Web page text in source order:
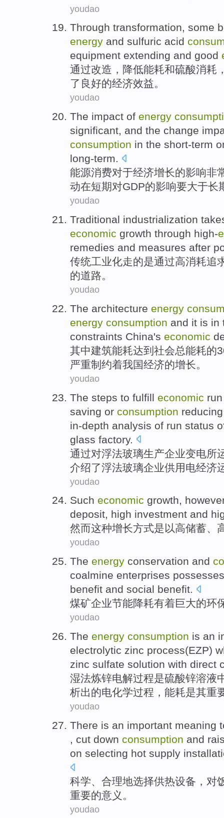
youdao
Through transformation, some
energy and sulfuric acid
equipment extending and good
通过改造 ， 降低能耗和硫酸消耗
了 良好的经济效益。
youdao
The impact of energy
significant, and the change
consumption in the short-term
long-term.
能源消费对于经济增长的影响非
动在短期对GDP的影响要大于长
youdao
Traditional industrialization
economic growth through high-
remedies and measures after
传统工业化走的是通过高消耗追
的道路。
youdao
The architecture energy
energy consumption and it is in
constraints China's economic
其中建筑能耗达到 社会总能耗的
严重制约着我国经济的增长。
youdao
The steps to fulfill economic run
saving or consumption reducing
in-depth analysis of run status
glass factory.
通过对浮法玻璃生产企业变电所
介绍了浮法玻璃企业供用电经济
youdao
Such economic growth,
deposit, high investment and
然而这种增长方式是以高储蓄、
youdao
The energy conservation and
coalmine enterprises possesses
benefit and social benefit.
煤矿企业节能降耗有着巨大的环
youdao
The energy consumption is an
electrolytic zinc process(EZP)
zinc sulfate solution with direct
湿法炼锌电解过程是硫酸锌溶液
析出的电化学过程， 能耗是其重
youdao
There is an important meaning
, cut down consumption and
on selecting hot supply
科学、 合理地选择供热设备 ，对
重要的意义 。
youdao